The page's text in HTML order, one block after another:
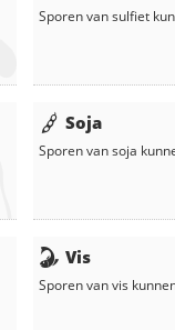
Sporen van sulfiet
Soja
Sporen van soja
Vis
Sporen van vis